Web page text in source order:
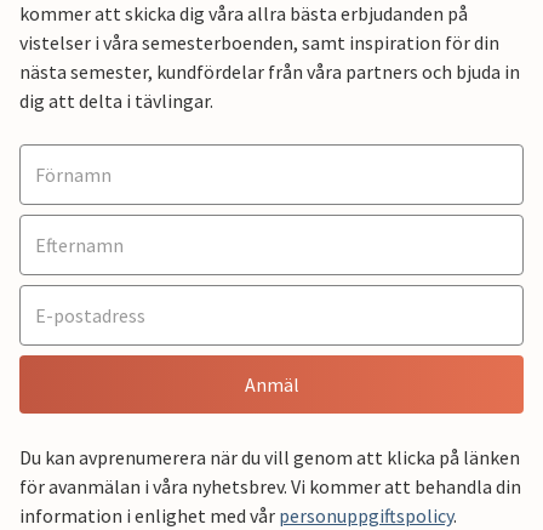
kommer att skicka dig våra allra bästa erbjudanden på
vistelser i våra semesterboenden, samt inspiration för din
nästa semester, kundfördelar från våra partners och bjuda in
dig att delta i tävlingar.
Anmäl
Du kan avprenumerera när du vill genom att klicka på länken
för avanmälan i våra nyhetsbrev. Vi kommer att behandla din
information i enlighet med vår personuppgiftspolicy.